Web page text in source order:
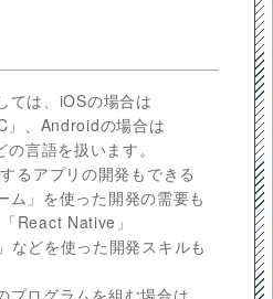
ては、iOSの場合は
」、Androidの場合は
言語を扱います。
るアプリの開発もできる
ム」を使った開発の需要も
React Native」
などを使った開発スキルも